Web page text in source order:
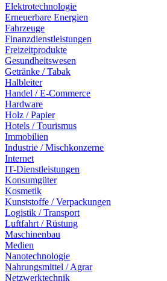
Elektrotechnologie
Erneuerbare Energien
Fahrzeuge
Finanzdienstleistungen
Freizeitprodukte
Gesundheitswesen
Getränke / Tabak
Halbleiter
Handel / E-Commerce
Hardware
Holz / Papier
Hotels / Tourismus
Immobilien
Industrie / Mischkonzerne
Internet
IT-Dienstleistungen
Konsumgüter
Kosmetik
Kunststoffe / Verpackungen
Logistik / Transport
Luftfahrt / Rüstung
Maschinenbau
Medien
Nanotechnologie
Nahrungsmittel / Agrar
Netzwerktechnik